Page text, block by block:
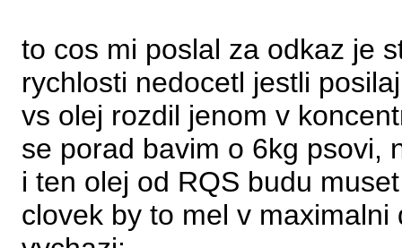
to cos mi poslal za odkaz je
rychlosti nedocetl jestli
vs olej rozdil jenom v
se porad bavim o 6kg psovi,
i ten olej od RQS budu
clovek by to mel v